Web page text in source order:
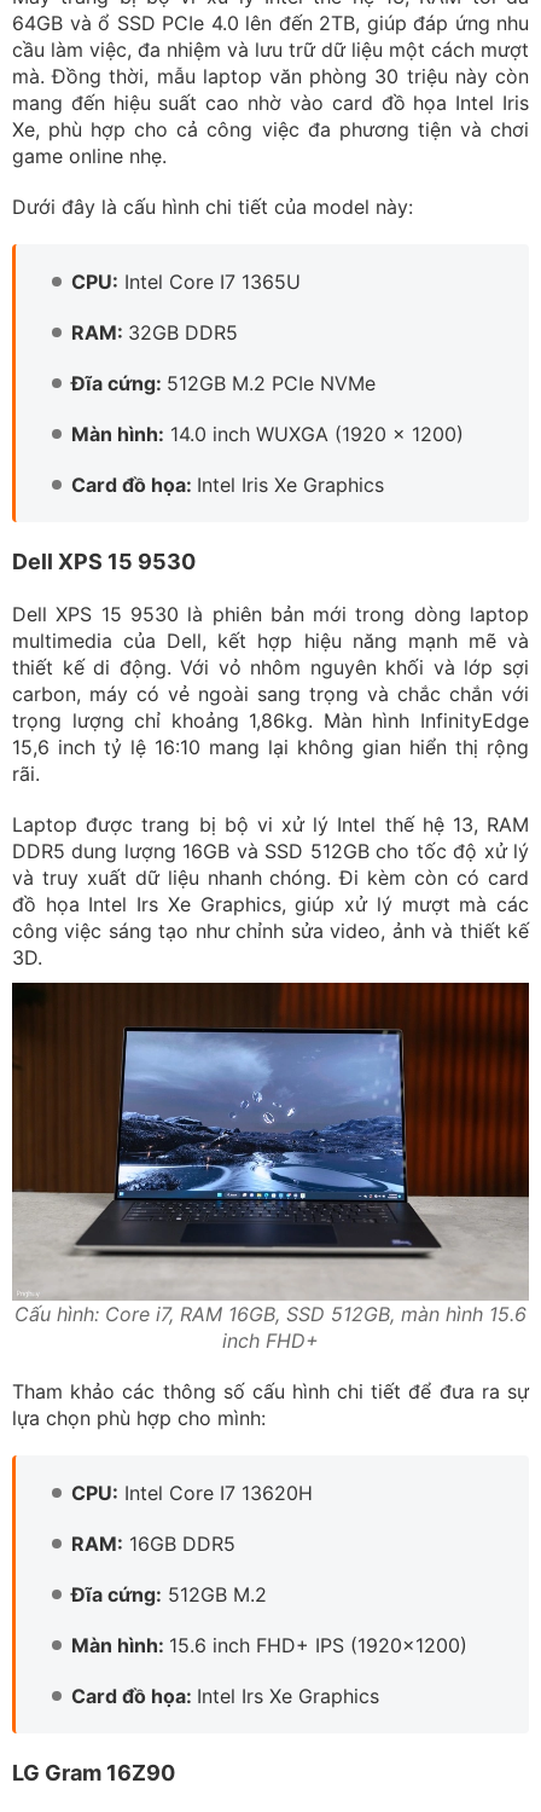
64GB và ổ SSD PCIe 4.0 lên đến 2TB, giúp đáp ứng nhu
cầu làm việc, đa nhiệm và lưu trữ dữ liệu một cách mượt
mà. Đồng thời, mẫu laptop văn phòng 30 triệu này còn
mang đến hiệu suất cao nhờ vào card đồ họa Intel Iris
Xe, phù hợp cho cả công việc đa phương tiện và chơi
game online nhẹ.
Dưới đây là cấu hình chi tiết của model này:
CPU: Intel Core I7 1365U
RAM: 32GB DDR5
Đĩa cứng: 512GB M.2 PCIe NVMe
Màn hình: 14.0 inch WUXGA (1920 x 1200)
Card đồ họa: Intel Iris Xe Graphics
Dell XPS 15 9530
Dell XPS 15 9530 là phiên bản mới trong dòng laptop
multimedia của Dell, kết hợp hiệu năng mạnh mẽ và
thiết kế di động. Với vỏ nhôm nguyên khối và lớp sợi
carbon, máy có vẻ ngoài sang trọng và chắc chắn với
trọng lượng chỉ khoảng 1,86kg. Màn hình InfinityEdge
15,6 inch tỷ lệ 16:10 mang lại không gian hiển thị rộng
rãi.
Laptop được trang bị bộ vi xử lý Intel thế hệ 13, RAM
DDR5 dung lượng 16GB và SSD 512GB cho tốc độ xử lý
và truy xuất dữ liệu nhanh chóng. Đi kèm còn có card
đồ họa Intel Irs Xe Graphics, giúp xử lý mượt mà các
công việc sáng tạo như chỉnh sửa video, ảnh và thiết kế
3D.
Cấu hình: Core i7, RAM 16GB, SSD 512GB, màn hình 15.6
inch FHD+
Tham khảo các thông số cấu hình chi tiết để đưa ra sự
lựa chọn phù hợp cho mình:
CPU: Intel Core I7 13620H
RAM: 16GB DDR5
Đĩa cứng: 512GB M.2
Màn hình: 15.6 inch FHD+ IPS (1920x1200)
Card đồ họa: Intel Irs Xe Graphics
LG Gram 16Z90